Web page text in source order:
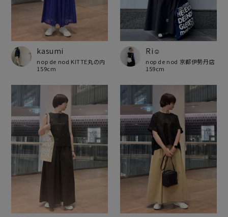
kasumi
nop de nod KITTE丸の内
159cm
Ri☺︎
nop de nod 京都伊勢丹店
159cm